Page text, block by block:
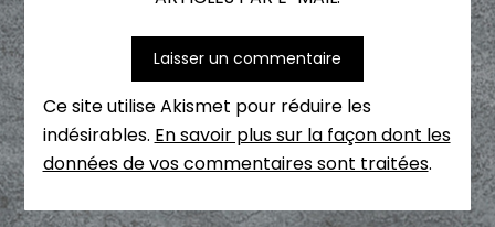
Ce site utilise Akismet pour réduire les
indésirables. En savoir plus sur la façon dont les
données de vos commentaires sont traitées.